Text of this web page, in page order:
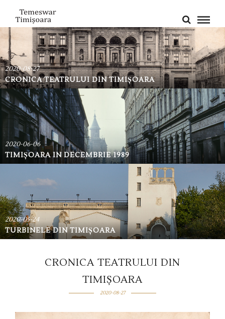
2020-08-27
CRONICA TEATRULUI DIN TIMIȘOARA
2020-06-06
TIMIȘOARA IN DECEMBRIE 1989
2020-05-24
TURBINELE DIN TIMIȘOARA
CRONICA TEATRULUI DIN
TIMIȘOARA
2020-08-27